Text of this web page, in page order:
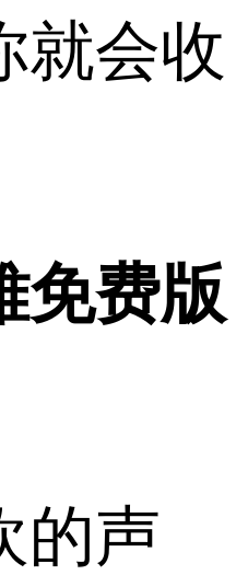
就会收
免费版
的声